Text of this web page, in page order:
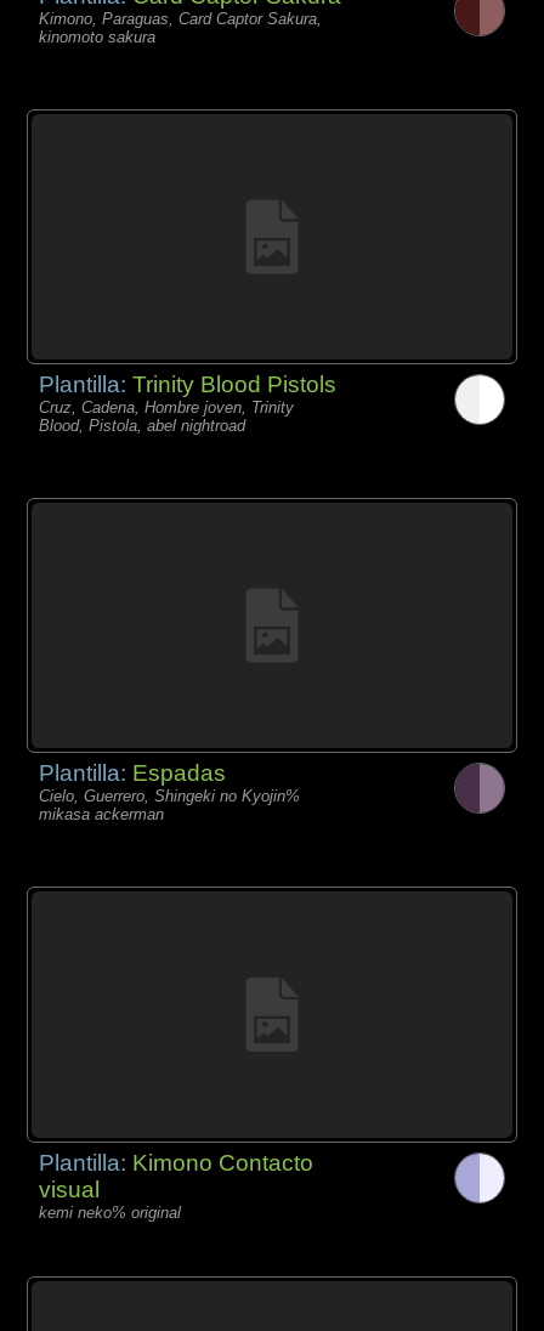
Kimono, Paraguas, Card Captor Sakura,
kinomoto sakura
Plantilla:Trinity Blood Pistols
Cruz, Cadena, Hombre joven, Trinity
Blood, Pistola, abel nightroad
Plantilla: Espadas
Cielo, Guerrero, Shingeki no Kyojin%
mikasa ackerman
Plantilla: Kimono Contacto
visual
kemi neko% original